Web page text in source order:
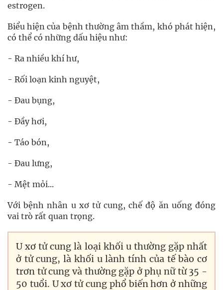
estrogen.
Biểu hiện của bệnh thường âm thầm, khó phát hiện,
có thể có những dấu hiệu như:
- Ra nhiều khí hư,
- Rối loạn kinh nguyệt,
- Đau bụng,
- Đầy hơi,
- Táo bón,
- Đau lưng,
- Mệt mỏi...
Với bệnh nhân u xơ tử cung, chế độ ăn uống đóng
vai trò rất quan trọng.
U xơ tử cung là loại khối u thường gặp nhất
ở tử cung, là khối u lành tính của tế bào cơ
trơn tử cung và thường gặp ở phụ nữ từ 35 -
50 tuổi. U xơ tử cung phổ biến hơn ở những